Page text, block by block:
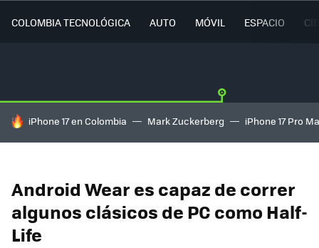
COLOMBIA TECNOLÓGICA AUTO MÓVIL ESPACIO
HOY SE HABLA DE
iPhone 17 en Colombia Mark Zuckerberg iPhone 17 Pro
Android Wear es capaz de correr
algunos clásicos de PC como Half-
Life